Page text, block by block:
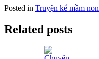
Posted in Truyện kể mầm non
Related posts